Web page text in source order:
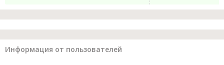
Информация от пользователей